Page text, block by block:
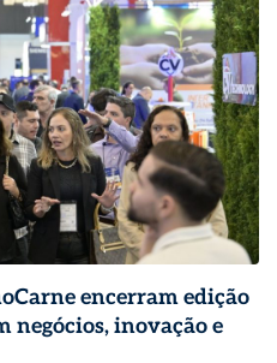
encerram edição
negócios, inovação e